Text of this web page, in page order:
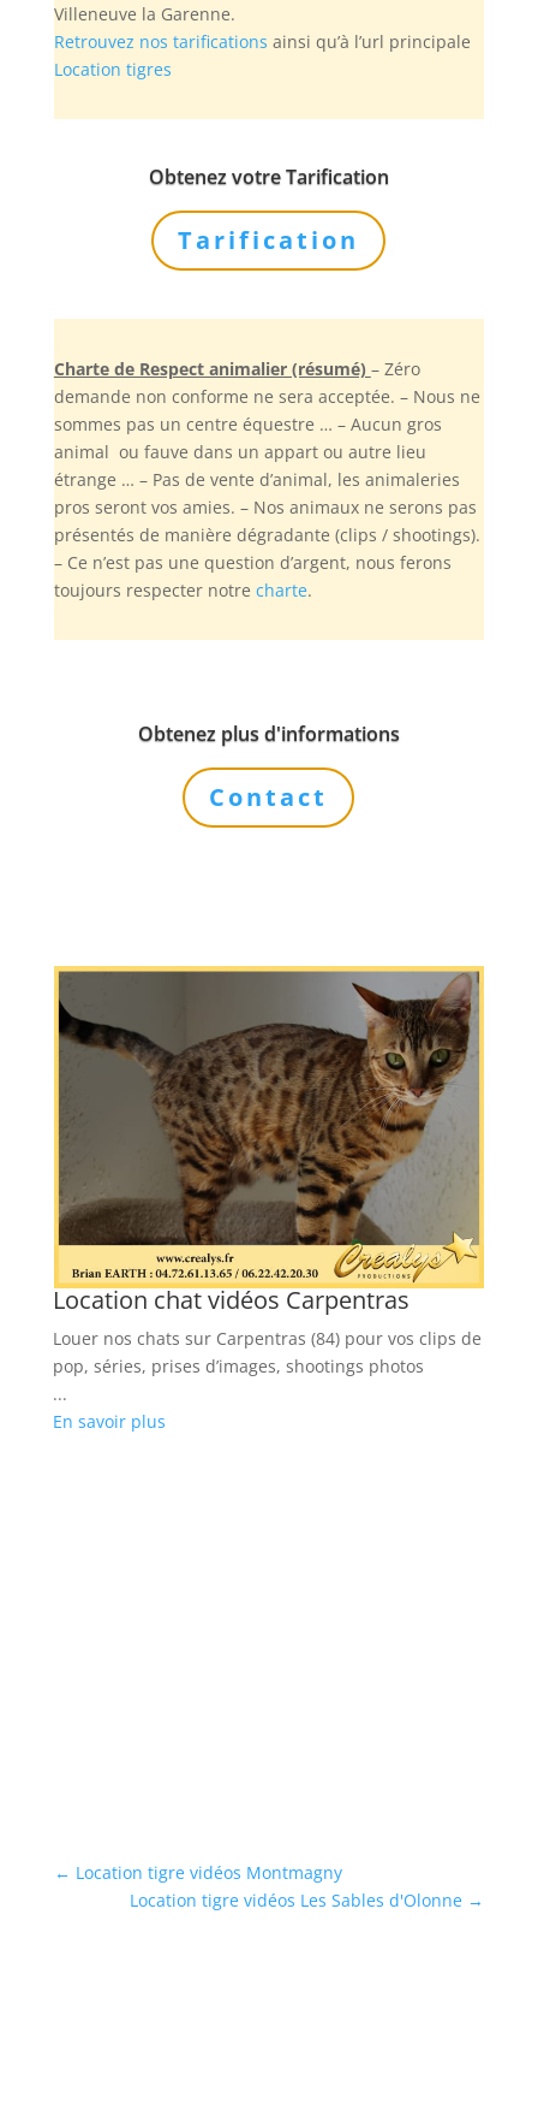
Villeneuve la Garenne.
Retrouvez nos tarifications ainsi qu’à l’url principale
Location tigres
Obtenez votre Tarification
Tarification
Charte de Respect animalier (résumé) – Zéro
demande non conforme ne sera acceptée. – Nous ne
sommes pas un centre équestre … – Aucun gros
animal ou fauve dans un appart ou autre lieu
étrange … – Pas de vente d’animal, les animaleries
pros seront vos amies. – Nos animaux ne serons pas
présentés de manière dégradante (clips / shootings).
– Ce n’est pas une question d’argent, nous ferons
toujours respecter notre charte.
Obtenez plus d'informations
Contact
Location chat vidéos Carpentras
Louer nos chats sur Carpentras (84) pour vos clips de
pop, séries, prises d’images, shootings photos
...
En savoir plus
← Location tigre vidéos Montmagny
Location tigre vidéos Les Sables d'Olonne →